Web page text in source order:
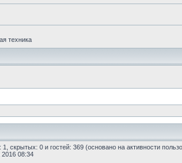
техника
1, скрытых: 0 и гостей: 369 (основано на активности
2016 08:34